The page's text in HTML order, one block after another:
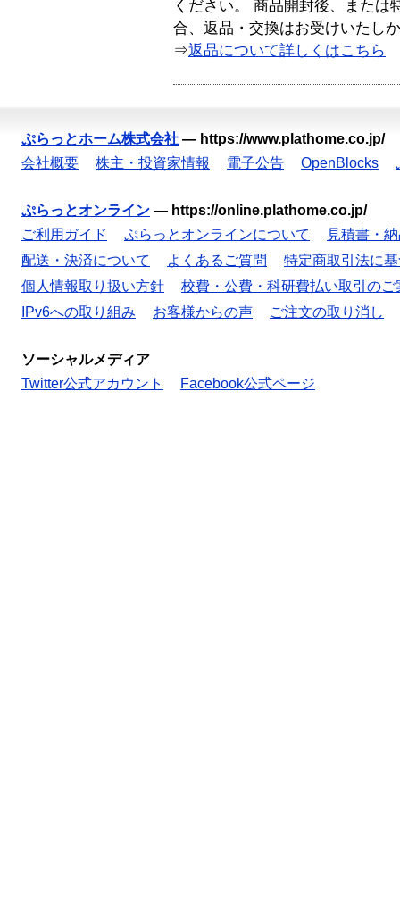
ください。 商品開封後、または
合、返品・交換はお受けいたし
⇒返品について詳しくはこちら
ぷらっとホーム株式会社 — https://www.plathome.co.jp/
会社概要
株主・投資家情報 電子公告 OpenBlocks
ぷらっとオンライン — https://online.plathome.co.jp/
ご利用ガイド
ぷらっとオンラインについて
見積書・
配送・決済について
よくあるご質問
特定商取引法に
個人情報取り扱い方針
校費・公費・科研費払い取引のご
IPv6への取り組み
お客様からの声 ご注文の取り消し
ソーシャルメディア
Twitter公式アカウント
Facebook公式ページ